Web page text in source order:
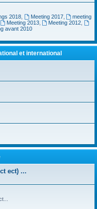
2018, Meeting 2017,
meeting
Meeting 2013, Meeting 2012
avant 2010
et international
ect) ...